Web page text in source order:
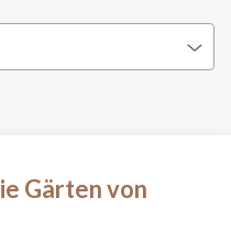
Gärten von